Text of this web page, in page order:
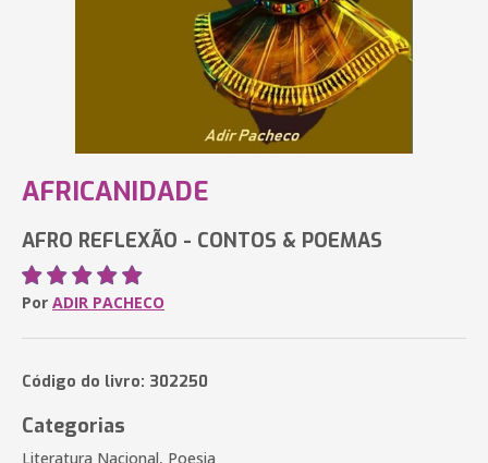
AFRICANIDADE
AFRO REFLEXÃO - CONTOS & POEMAS
Por ADIR PACHECO
Código do livro: 302250
Categorias
Literatura Nacional, Poesia